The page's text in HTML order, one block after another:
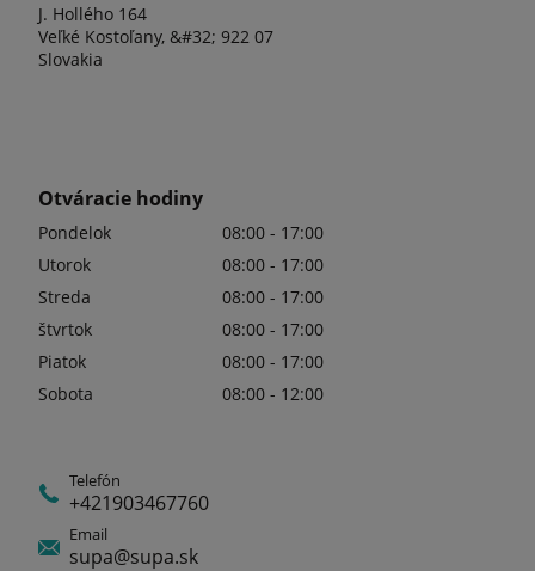
J. Hollého 164
Veľké Kostoľany, &#32; 922 07
Slovakia
Otváracie hodiny
Pondelok
08:00 - 17:00
Utorok
08:00 - 17:00
Streda
08:00 - 17:00
štvrtok
08:00 - 17:00
Piatok
08:00 - 17:00
Sobota
08:00 - 12:00
Telefón
+421903467760
Email
supa@supa.sk